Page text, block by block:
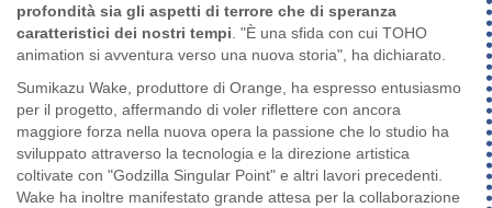
profondità sia gli aspetti di terrore che di speranza
caratteristici dei nostri tempi. "È una sfida con cui TOHO
animation si avventura verso una nuova storia", ha dichiarato.
Sumikazu Wake, produttore di Orange, ha espresso entusiasmo
per il progetto, affermando di voler riflettere con ancora
maggiore forza nella nuova opera la passione che lo studio ha
sviluppato attraverso la tecnologia e la direzione artistica
coltivate con "Godzilla Singular Point" e altri lavori precedenti.
Wake ha inoltre manifestato grande attesa per la collaborazione